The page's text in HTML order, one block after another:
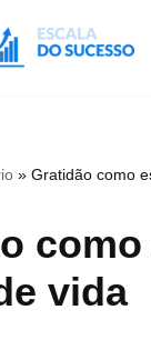
» Gratidão como
vida